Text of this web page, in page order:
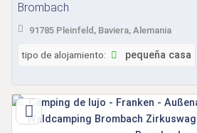
Brombach
91785 Pleinfeld, Baviera, Alemania
tipo de alojamiento: pequeña casa